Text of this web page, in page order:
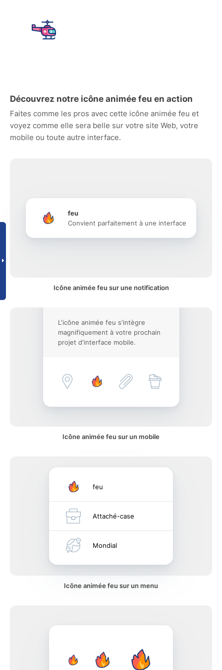
Découvrez notre icône animée feu en action
Faites comme les pros avec cette icône animée feu et
voyez comme elle sera belle sur votre site Web, votre
mobile ou toute autre interface.
feu
Convient parfaitement à une interface
Icône animée feu sur une notification
L'icône animée feu s'intègre
magnifiquement à votre prochain
projet d'interface mobile.
Icône animée feu sur un mobile
feu
Attaché-case
Mondial
Icône animée feu sur un menu